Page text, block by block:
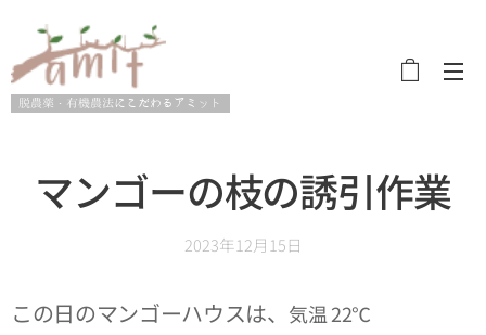
脱農薬・有機農法にこだわるアミット
マンゴーの枝の誘引作業
2023年12月15日
この日のマンゴーハウスは、 気温 22℃